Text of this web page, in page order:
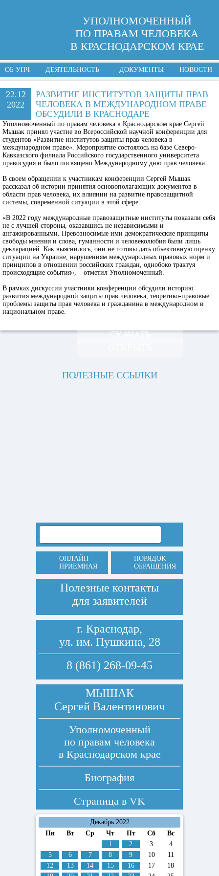
УПОЛНОМОЧЕННЫЙ
ПО ПРАВАМ ЧЕЛОВЕКА
В КРАСНОДАРСКОМ КРАЕ
ОБ УПЧ ДЕЯТЕЛЬНОСТЬ ДОКУМЕНТЫ НОВОСТИ
22.12
2022
РАЗВИТИЕ ИНСТИТУТОВ ЗАЩИТЫ ПРАВ
ЧЕЛОВЕКА В МЕЖДУНАРОДНОМ ПРАВЕ
ОБСУДИЛИ В КРАСНОДАРЕ
Уполномоченный по правам человека в Краснодарском крае Сергей
Мышак принял участие во Всероссийской научной конференции для
студентов «Развитие институтов защиты прав человека в
международном праве». Мероприятие состоялось на базе Северо-
Кавказского филиала Российского государственного университета
правосудия и было посвящено Международному дню прав человека.
В своем обращении к участникам конференции Сергей Мышак
рассказал об истории принятия основополагающих документов в
области прав человека, их влиянии на развитие правозащитной
системы, современной ситуации в этой сфере.
«В 2022 году международные правозащитные институты показали себя
не с лучшей стороны, оказавшись не независимыми и
ангажированными. Превозносимые ими демократические принципы
свободы мнения и слова, гуманности и человеколюбия были лишь
декларацией. Как выяснилось, они не готовы дать объективную оценку
ситуации на Украине, нарушениям международных правовых норм и
принципов в отношении российских граждан, однобоко трактуя
происходящие события», – отметил Уполномоченный.
В рамках дискуссии участники конференции обсудили историю
развития международной защиты прав человека, теоретико-правовые
проблемы защиты прав человека и гражданина в международном и
национальном праве.
СКАЧАТЬ
ПОЛЕЗНЫЕ ССЫЛКИ
ОНЛАЙН
ПРИЕМНАЯ
ПОРЯДОК
ОБРАЩЕНИЯ
Полезные контакты
для заявителей
г. Краснодар,
ул. им. Пушкина, 28
8 (861) 268-09-45
МЫШАК
Сергей Валентинович
Уполномоченный
по правам человека
в Краснодарском крае
Биография
Страница в VK
Декабрь 2022
Пн
Вт Ср Чт Пт Сб
Вс
1
2 3
4
5
6 7 8 9 10
11
12
13 14 15 16 17
18